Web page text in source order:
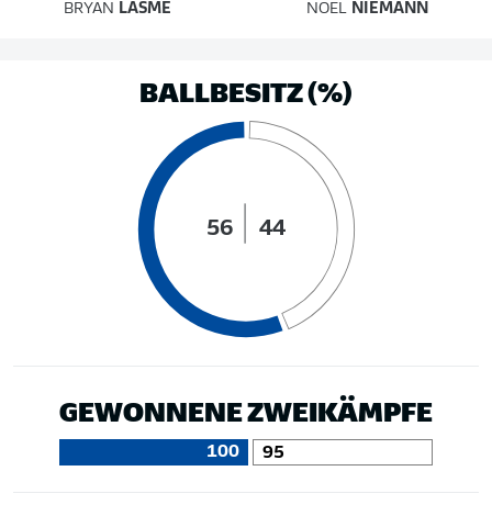
BRYAN LASME NOEL NIEMANN
BALLBESITZ (%)
56 44
GEWONNENE ZWEIKÄMPFE
100 95